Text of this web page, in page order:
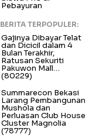
Pebayuran
BERITA TERPOPULER:
Gajinya Dibayar Telat
dan Dicicil dalam 4
Bulan Terakhir,
Ratusan Sekuriti
Pakuwon Mall…
(80229)
Summarecon Bekasi
Larang Pembangunan
Mushola dan
Perluasan Club House
Cluster Magnolia
(78777)